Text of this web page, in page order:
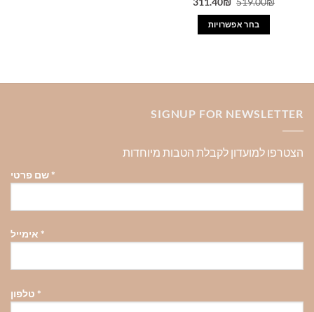
519.00₪
היה:
519.00₪.
311.40₪
בחר אפשרויות
מספר
ניתן
האפשרויות
SIGNUP FOR NEWSLETTER
הצטרפו למועדון לקבלת הטבות מיוחדות
*
*
*